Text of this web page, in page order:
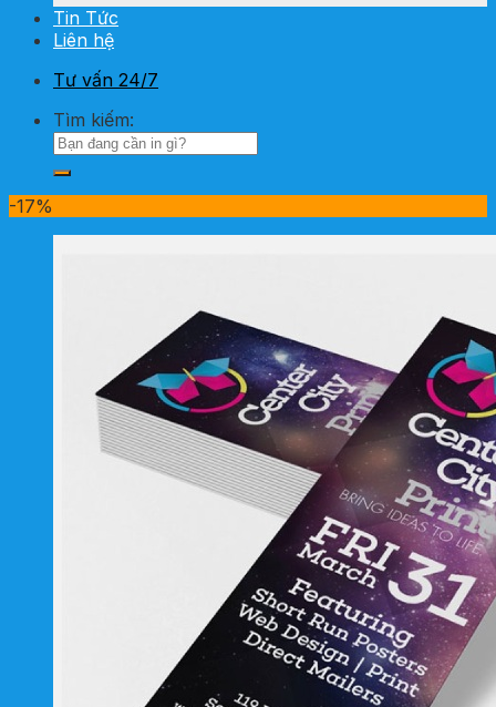
Tin Tức
Liên hệ
Tư vấn 24/7
Tìm kiếm:
-17%